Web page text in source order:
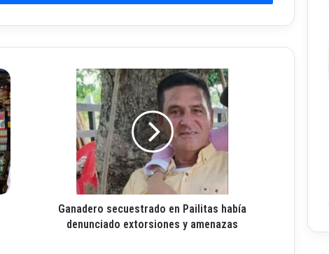
Ganadero secuestrado en Pailitas había
denunciado extorsiones y amenazas